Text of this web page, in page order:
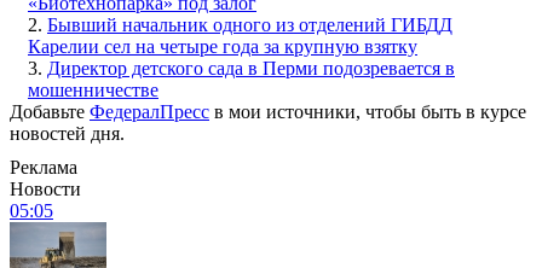
2. Бывший начальник одного из отделений ГИБДД
Карелии сел на четыре года за крупную взятку
3. Директор детского сада в Перми подозревается в
мошенничестве
Добавьте ФедералПресс в мои источники, чтобы быть в курсе
новостей дня.
Реклама
Новости
05:05